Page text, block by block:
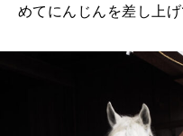
めてにんじんを差し上げ